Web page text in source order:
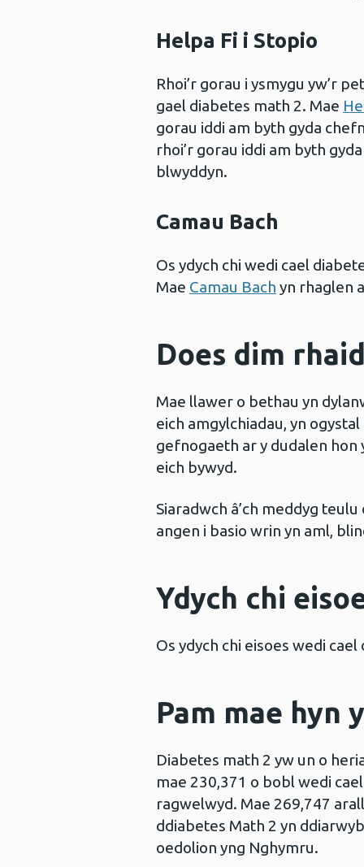
Helpa Fi i Stopio
Rhoi’r gorau i ysmygu yw’r
gael diabetes math 2. Mae
gorau iddi am byth gyda
rhoi’r gorau iddi am byth
blwyddyn.
Camau Bach
Os ydych chi wedi cael
Mae Camau Bach yn rhaglen
Does dim
Mae llawer o bethau yn
eich amgylchiadau, yn
gefnogaeth ar y dudalen hon
eich bywyd.
Siaradwch â’ch meddyg
angen i basio wrin yn aml,
Ydych chi
Os ydych chi eisoes wedi cael
Pam mae hyn
Diabetes math 2 yw un o
mae 230,371 o bobl wedi
ragwelwyd. Mae 269,747
ddiabetes Math 2 yn
oedolion yng Nghymru.